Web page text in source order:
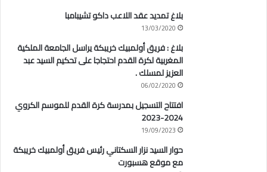
بلاغ تمديد عقد اللاعب داكو تشيبامبا
13/03/2020
بلاغ : فريق أولمبيك خريبكة يراسل الجامعة الملكية
المغربية لكرة القدم احتجاجا على تحكيم السيد عبد
العزيز لمسلك .
06/02/2020
افتتاح التسجيل بمدرسة كرة القدم للموسم الكروي
2024-2023
19/09/2023
حوار السيد نزار السكتاني رئيس فريق أولمبيك خريبكة
مع موقع هسبورت